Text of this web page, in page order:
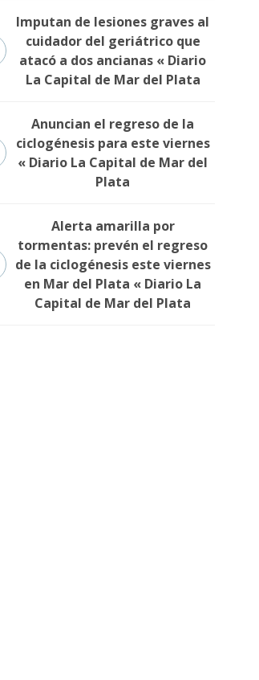
Imputan de lesiones graves al
cuidador del geriátrico que
atacó a dos ancianas « Diario
La Capital de Mar del Plata
Anuncian el regreso de la
ciclogénesis para este viernes
« Diario La Capital de Mar del
Plata
Alerta amarilla por
tormentas: prevén el regreso
de la ciclogénesis este viernes
en Mar del Plata « Diario La
Capital de Mar del Plata